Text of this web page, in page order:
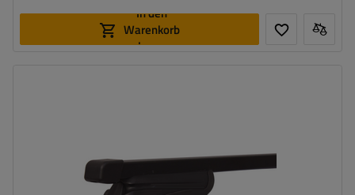
In den
Warenkorb
legen